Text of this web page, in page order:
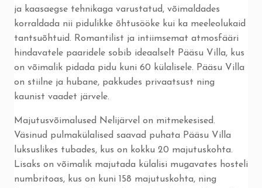
ja kaasaegse tehnikaga varustatud, võimaldades
korraldada nii pidulikke õhtusööke kui ka meeleolukaid
tantsuõhtuid. Romantilist ja intiimsemat atmosfääri
hindavatele paaridele sobib ideaalselt Pääsu Villa, kus
on võimalik pidada pidu kuni 60 külalisele. Pääsu Villa
on stiilne ja hubane, pakkudes privaatsust ning
kaunist vaadet järvele.
Majutusvõimalused Nelijärvel on mitmekesised.
Väsinud pulmakülalised saavad puhata Pääsu Villa
luksuslikes tubades, kus on kokku 20 majutuskohta.
Lisaks on võimalik majutada külalisi mugavates hosteli
numbritoas, kus on kuni 158 majutuskohta, ning